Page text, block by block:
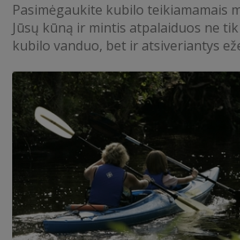
Pasimėgaukite kubilo teikiamamais
Jūsų kūną ir mintis atpalaiduos ne
kubilo vanduo, bet ir atsiveriantys